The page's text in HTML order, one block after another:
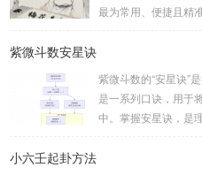
最为常用、便捷且精
卦。如果数字是偶数
分比后部分少一位。
位...
紫微斗数安星诀
紫微斗数的“安星诀”
是一系列口诀，用于
中。掌握安星诀，是
小六壬起卦方法